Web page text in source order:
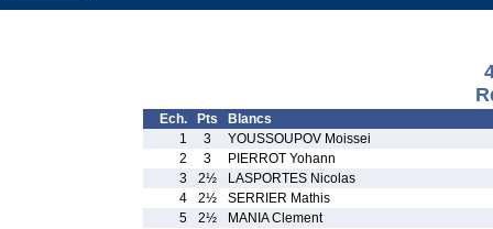
Ech. Pts
Blancs
1
3
YOUSSOUPOV Moissei
2
3
PIERROT Yohann
3
2½
LASPORTES Nicolas
4
2½
SERRIER Mathis
5
2½
MANIA Clement